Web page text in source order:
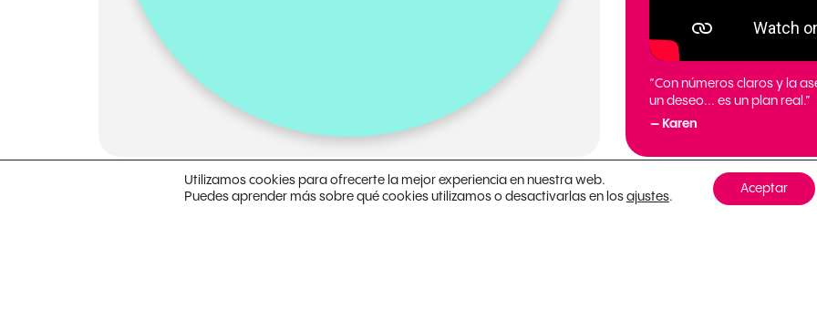
“Con números claros y la
un deseo... es un plan real.”
— Karen
Utilizamos cookies para ofrecerte la mejor experiencia en nuestra web.
Puedes aprender más sobre qué cookies utilizamos o desactivarlas en los ajustes.
Aceptar